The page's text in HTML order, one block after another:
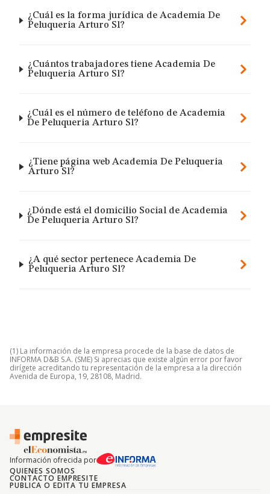
¿Cuál es la forma jurídica de Academia De
Peluqueria Arturo Sl?
¿Cuántos trabajadores tiene Academia De
Peluqueria Arturo Sl?
¿Cuál es el número de teléfono de Academia
De Peluqueria Arturo Sl?
¿Tiene página web Academia De Peluqueria
Arturo Sl?
¿Dónde está el domicilio Social de Academia
De Peluqueria Arturo Sl?
¿A qué sector pertenece Academia De
Peluqueria Arturo Sl?
(1) La información de la empresa procede de la base de datos de
INFORMA D&B S.A. (SME) Si aprecias que existe algún error por favor
dirígete acreditando tu representación de la empresa a la dirección
Avenida de Europa, 19, 28108, Madrid.
Información ofrecida por
QUIENES SOMOS
CONTACTO EMPRESITE
PUBLICA O EDITA TU EMPRESA